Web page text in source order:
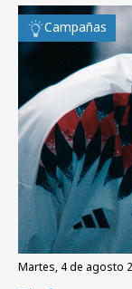
Campañas
martes, 4 de agosto